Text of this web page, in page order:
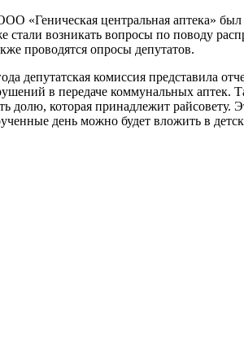
«Геническая центральная аптека»
стали возникать вопросы по поводу
проводятся опросы депутатов.
депутатская комиссия представила
в передаче коммунальных аптек.
долю, которая принадлежит
день можно будет вложить в